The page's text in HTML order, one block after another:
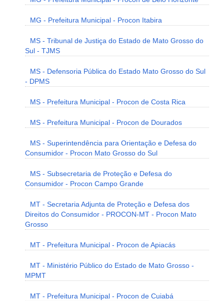
MG - Prefeitura Municipal - Procon Itabira
MS - Tribunal de Justiça do Estado de Mato Grosso do
Sul - TJMS
MS - Defensoria Pública do Estado Mato Grosso do Sul
- DPMS
MS - Prefeitura Municipal - Procon de Costa Rica
MS - Prefeitura Municipal - Procon de Dourados
MS - Superintendência para Orientação e Defesa do
Consumidor - Procon Mato Grosso do Sul
MS - Subsecretaria de Proteção e Defesa do
Consumidor - Procon Campo Grande
MT - Secretaria Adjunta de Proteção e Defesa dos
Direitos do Consumidor - PROCON-MT - Procon Mato
Grosso
MT - Prefeitura Municipal - Procon de Apiacás
MT - Ministério Público do Estado de Mato Grosso -
MPMT
MT - Prefeitura Municipal - Procon de Cuiabá